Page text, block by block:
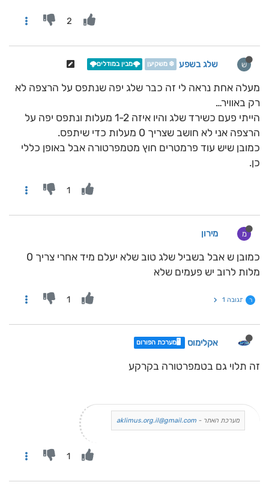
2
ש שלג בשפע ❄️ משקיען 🌩️מבין במודלים🌩️
מעלה אחת נראה לי זה כבר שלג יפה שנתפס על הרצפה לא
רק באוויר…
הייתי פעם כשירד שלג והיו איזה 1-2 מעלות ונתפס יפה על
הרצפה אני לא חושב שצריך 0 מעלות כדי שיתפס.
כמובן שיש עוד פרמטרים חוץ מטמפרטורה אבל באופן כללי
כן.
1
מ מירון
כמובן ש אבל בשביל שלג טוב שלא יעלם מיד אחרי צריך 0
מלות לרוב יש פעמים שלא
ר תגובה 1 1
אקלימוס 🖥️מערכת הפורום
זה תלוי גם בטמפרטורה בקרקע
מערכת האתר - aklimus.org.il@gmail.com
1